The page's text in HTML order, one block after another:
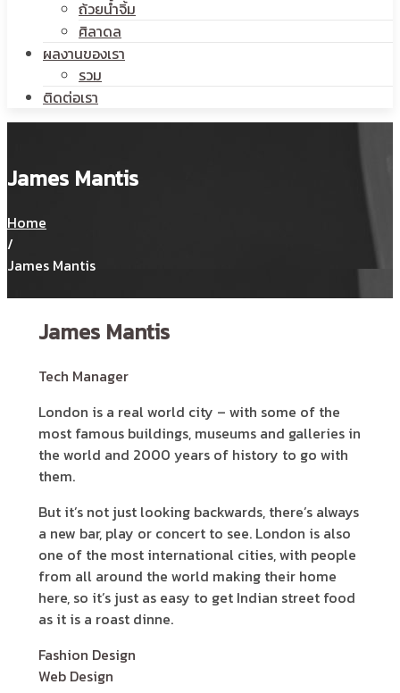
ถ้วยน้ำจิ้ม
ศิลาดล
ผลงานของเรา
รวม
ติดต่อเรา
James Mantis
Home
/
James Mantis
James Mantis
Tech Manager
London is a real world city – with some of the
most famous buildings, museums and galleries in
the world and 2000 years of history to go with
them.
But it’s not just looking backwards, there’s always
a new bar, play or concert to see. London is also
one of the most international cities, with people
from all around the world making their home
here, so it’s just as easy to get Indian street food
as it is a roast dinne.
Fashion Design
Web Design